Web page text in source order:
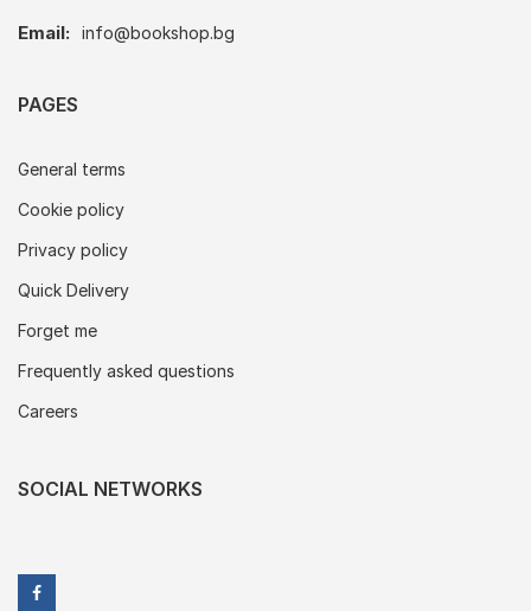
Email: info@bookshop.bg
PAGES
General terms
Cookie policy
Privacy policy
Quick Delivery
Forget me
Frequently asked questions
Careers
SOCIAL NETWORKS